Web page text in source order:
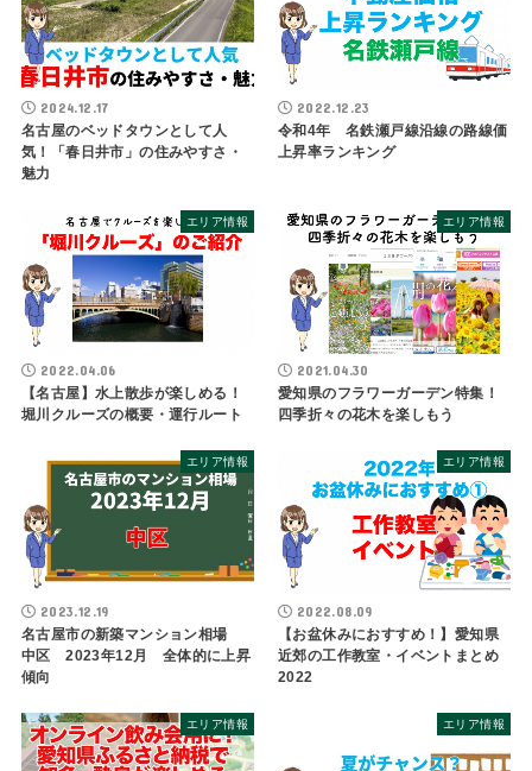
2024.12.17
名古屋のベッドタウンとして人
気！「春日井市」の住みやすさ・
魅力
2022.12.23
令和4年 名鉄瀬戸線沿線の路線価
上昇率ランキング
エリア情報
2022.04.06
【名古屋】水上散歩が楽しめる！
堀川クルーズの概要・運行ルート
エリア情報
2021.04.30
愛知県のフラワーガーデン特集！
四季折々の花木を楽しもう
エリア情報
2023.12.19
名古屋市の新築マンション相場
中区 2023年12月 全体的に上昇
傾向
エリア情報
2022.08.09
【お盆休みにおすすめ！】愛知県
近郊の工作教室・イベントまとめ
2022
エリア情報 エリア情報